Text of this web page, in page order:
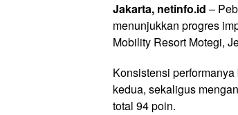
Jakarta, netinfo.id –
menunjukkan progres
Mobility Resort Motegi,
Konsistensi
kedua, sekaligus
total 94 poin.